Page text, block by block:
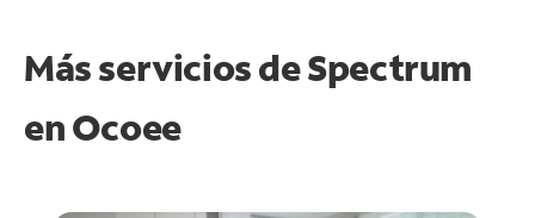
Más servicios de Spectrum
enOcoee